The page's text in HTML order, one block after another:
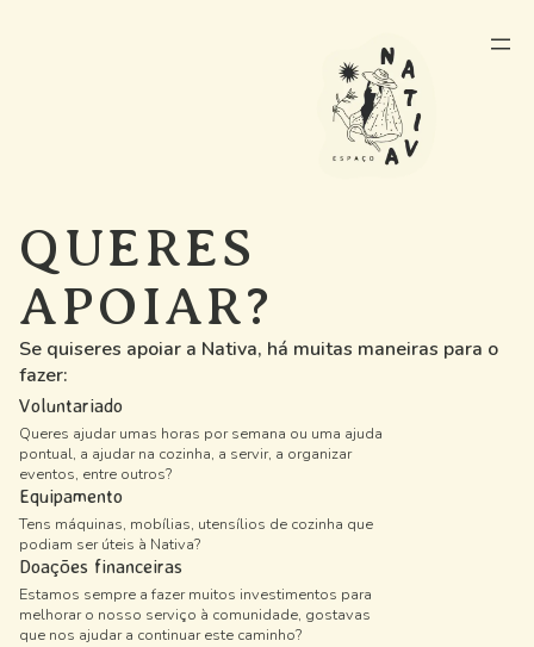
QUERES
APOIAR?
Se quiseres apoiar a Nativa, há muitas maneiras para o
fazer:
Voluntariado
Queres ajudar umas horas por semana ou uma ajuda
pontual, a ajudar na cozinha, a servir, a organizar
eventos, entre outros?
Equipamento
Tens máquinas, mobílias, utensílios de cozinha que
podiam ser úteis à Nativa?
Doações financeiras
Estamos sempre a fazer muitos investimentos para
melhorar o nosso serviço à comunidade, gostavas
que nos ajudar a continuar este caminho?